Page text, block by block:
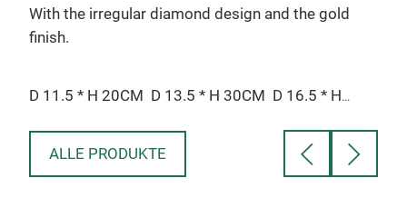
With the irregular diamond design and the gold
finish.
D 11.5 * H 20CM D 13.5 * H 30CM
D 16.5 * H
ALLE PRODUKTE